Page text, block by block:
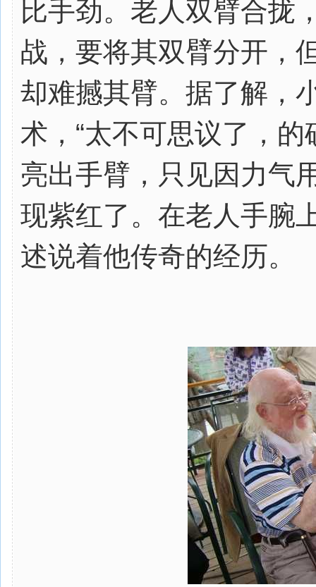
比手劲。老人双臂合拢
战，要将其双臂分开，
却难撼其臂。据了解，
术，“太不可思议了，的
亮出手臂，只见因力气
现紫红了。在老人手腕
述说着他传奇的经历。